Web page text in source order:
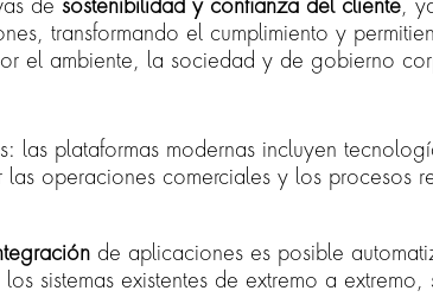
de sostenibilidad y confianza del cliente,
transformando el cumplimiento y
el ambiente, la sociedad y de gobierno
las plataformas modernas incluyen
las operaciones comerciales y los procesos
de aplicaciones es posible
sistemas existentes de extremo a extremo,